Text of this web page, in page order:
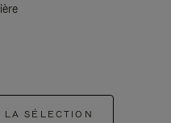
LA SÉLECTION